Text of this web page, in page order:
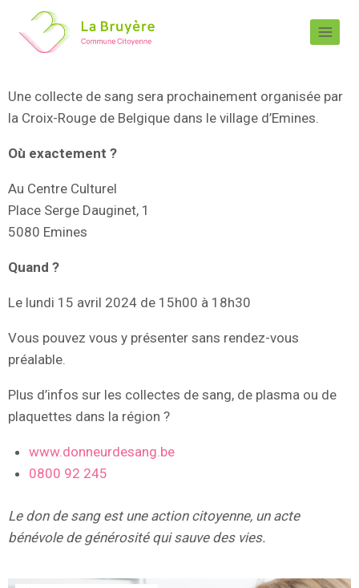
Une collecte de sang sera prochainement organisée par
la Croix-Rouge de Belgique dans le village d’Emines.
Où exactement ?
Au Centre Culturel
Place Serge Dauginet, 1
5080 Emines
Quand ?
Le lundi 15 avril 2024 de 15h00 à 18h30
Vous pouvez vous y présenter sans rendez-vous
préalable.
Plus d’infos sur les collectes de sang, de plasma ou de
plaquettes dans la région ?
www.donneurdesang.be
0800 92 245
Le don de sang est une action citoyenne, un acte
bénévole de générosité qui sauve des vies.